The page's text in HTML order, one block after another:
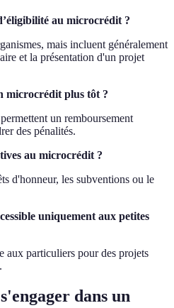
au microcrédit ?
mais incluent généralement
et la présentation d'un projet
microcrédit plus tôt ?
un remboursement
des pénalités.
au microcrédit ?
d'honneur, les subventions ou le
uniquement aux petites
aux particuliers pour des projets
dans un